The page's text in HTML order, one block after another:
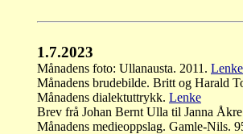
1.7.2023
Månadens foto: Ullanausta. 2011 . Lenke
Månadens brudebilde. Britt og Harald
Månadens dialektuttrykk. Lenke
Brev frå Johan Bernt Ulla til Janna
Månadens medieoppslag. Gamle-Nils.